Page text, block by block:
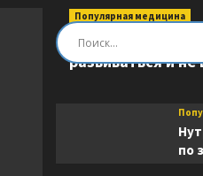
Популярная медицина
Быть врачом. Как
развиваться и не
по